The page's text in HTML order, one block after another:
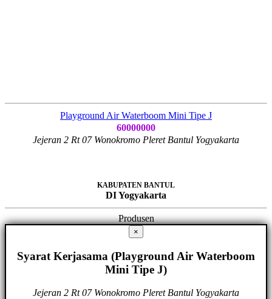
Playground Air Waterboom Mini Tipe J
60000000
Jejeran 2 Rt 07 Wonokromo Pleret Bantul Yogyakarta
KABUPATEN BANTUL
DI Yogyakarta
Produsen
×
Syarat Kerjasama (Playground Air Waterboom
Mini Tipe J)
Jejeran 2 Rt 07 Wonokromo Pleret Bantul Yogyakarta